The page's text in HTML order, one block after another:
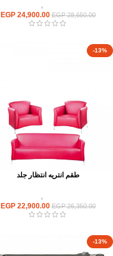
انتريهات استقبال,
EGP28,650.00
EGP24,900.00
-13%
طقم انتريه انتظار جلد
انتريهات استقبال,
EGP26,350.00
EGP22,900.00
-13%